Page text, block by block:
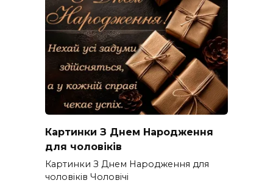
Картинки З Днем Народження
для чоловіків​
Картинки З Днем Народження для
чоловіків​ Чоловічі